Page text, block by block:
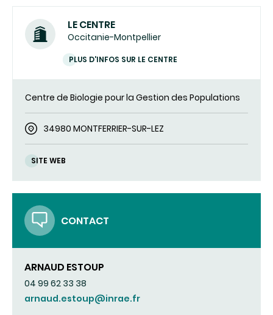
LE CENTRE
Occitanie-Montpellier
PLUS D'INFOS SUR LE CENTRE
Centre de Biologie pour la Gestion des Populations
34980 MONTFERRIER-SUR-LEZ
SITE WEB
CONTACT
ARNAUD ESTOUP
04 99 62 33 38
arnaud.estoup@inrae.fr